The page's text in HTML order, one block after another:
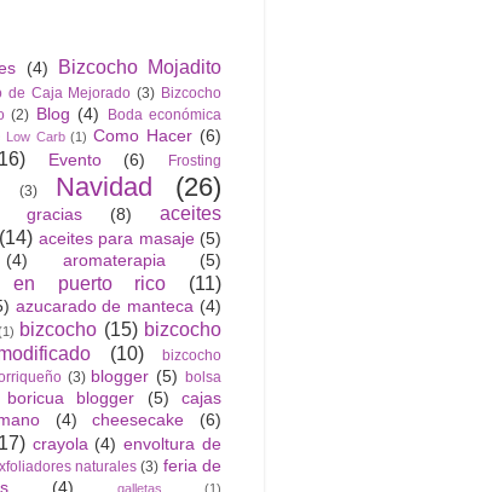
(4)
Bizcocho Mojadito
de Caja Mejorado (3) Bizcocho
(2) Blog (4)
Boda económica
Low Carb (1) Como Hacer (6)
Evento (6)
Frosting
(3) Navidad (26)
gracias (8)
aceites
(14) aceites para masaje (5)
(4) aromaterapia (5)
en puerto rico (11)
azucarado de manteca (4)
bizcocho (15) bizcocho
(10)
bizcocho
(3) blogger (5) bolsa
boricua blogger (5)
cajas
(4) cheesecake (6)
crayola (4) envoltura de
naturales (3) feria de
(4) galletas (1)